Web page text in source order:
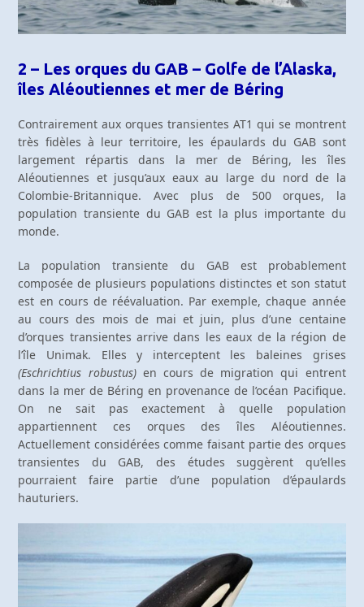
2 – Les orques du GAB – Golfe de l’Alaska,
îles Aléoutiennes et mer de Béring
Contrairement aux orques transientes AT1 qui se montrent
très fidèles à leur territoire, les épaulards du GAB sont
largement répartis dans la mer de Béring, les îles
Aléoutiennes et jusqu’aux eaux au large du nord de la
Colombie-Britannique. Avec plus de 500 orques, la
population transiente du GAB est la plus importante du
monde.
La population transiente du GAB est probablement
composée de plusieurs populations distinctes et son statut
est en cours de réévaluation. Par exemple, chaque année
au cours des mois de mai et juin, plus d’une centaine
d’orques transientes arrive dans les eaux de la région de
l’île Unimak. Elles y interceptent les baleines grises
(Eschrichtius robustus)en cours de migration qui entrent
dans la mer de Béring en provenance de l’océan Pacifique.
On ne sait pas exactement à quelle population
appartiennent ces orques des îles Aléoutiennes.
Actuellement considérées comme faisant partie des orques
transientes du GAB, des études suggèrent qu’elles
pourraient faire partie d’une population d’épaulards
hauturiers.